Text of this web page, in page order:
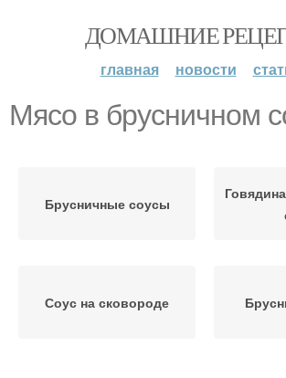
ДОМАШНИЕ
главная новости
Мясо в брусничном
Брусничные соусы
Соус на сковороде